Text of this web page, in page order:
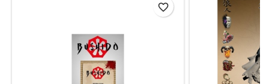
favorite_border